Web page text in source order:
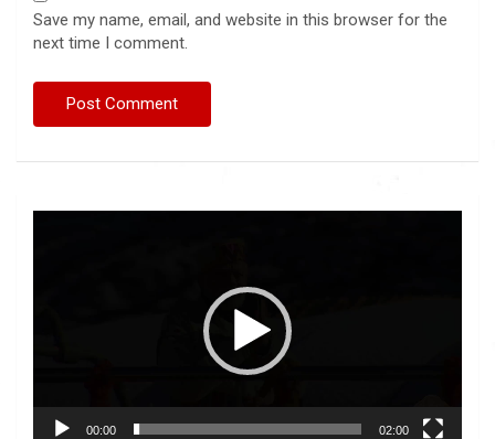
Save my name, email, and website in this browser for the
next time I comment.
00:00 02:00